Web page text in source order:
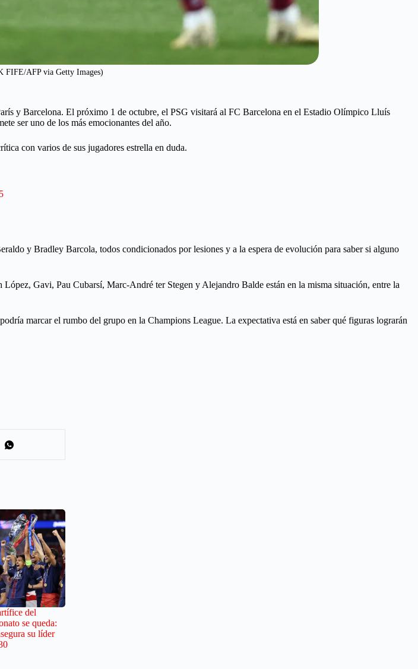
FIFE/AFP via Getty Images)
y Barcelona. El próximo 1 de octubre, el PSG visitará al FC Barcelona en el Estadio Olímpico Lluís
ser uno de los más emocionantes del año.
con varios de sus jugadores estrella en duda.
y Bradley Barcola, todos condicionados por lesiones y a la espera de evolución para saber si alguno
Gavi, Pau Cubarsí, Marc-André ter Stegen y Alejandro Balde están en la misma situación, entre la
marcar el rumbo del grupo en la Champions League. La expectativa está en saber qué figuras lograrán
del
se queda:
su líder